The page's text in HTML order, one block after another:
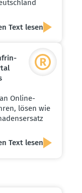
Text lesen
Online-
lösen wie
Text lesen